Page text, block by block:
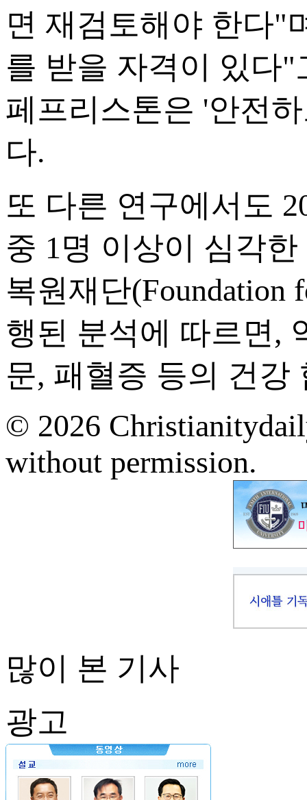
면 재검토해야 한다"
를 받을 자격이 있다
페프리스톤은 '안전
다.
또 다른 연구에서도
중 1명 이상이 심각
복원재단(Foundation
행된 분석에 따르면,
문, 패혈증 등의 건
© 2026
without permission.
많이 본 기사
광고